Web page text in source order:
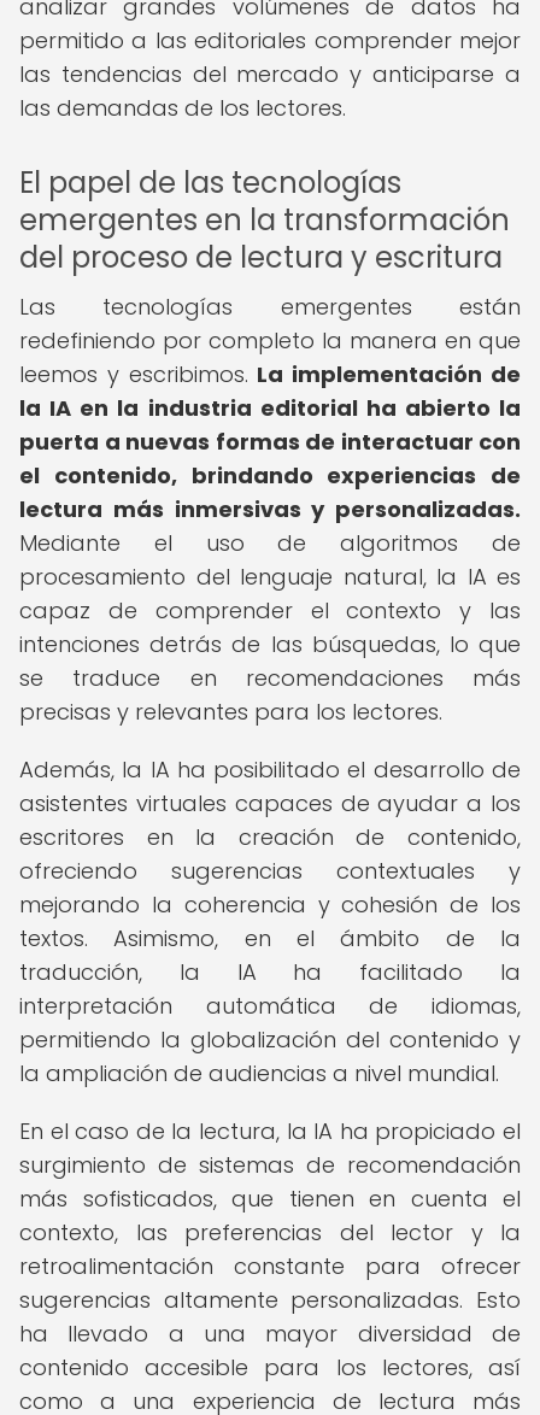
analizar grandes volúmenes de datos ha
permitido a las editoriales comprender mejor
las tendencias del mercado y anticiparse a
las demandas de los lectores.
El papel de las tecnologías
emergentes en la transformación
del proceso de lectura y escritura
Las tecnologías emergentes están
redefiniendo por completo la manera en que
leemos y escribimos. La implementación de
la IA en la industria editorial ha abierto la
puerta a nuevas formas de interactuar con
el contenido, brindando experiencias de
lectura más inmersivas y personalizadas.
Mediante el uso de algoritmos de
procesamiento del lenguaje natural, la IA es
capaz de comprender el contexto y las
intenciones detrás de las búsquedas, lo que
se traduce en recomendaciones más
precisas y relevantes para los lectores.
Además, la IA ha posibilitado el desarrollo de
asistentes virtuales capaces de ayudar a los
escritores en la creación de contenido,
ofreciendo sugerencias contextuales y
mejorando la coherencia y cohesión de los
textos. Asimismo, en el ámbito de la
traducción, la IA ha facilitado la
interpretación automática de idiomas,
permitiendo la globalización del contenido y
la ampliación de audiencias a nivel mundial.
En el caso de la lectura, la IA ha propiciado el
surgimiento de sistemas de recomendación
más sofisticados, que tienen en cuenta el
contexto, las preferencias del lector y la
retroalimentación constante para ofrecer
sugerencias altamente personalizadas. Esto
ha llevado a una mayor diversidad de
contenido accesible para los lectores, así
como a una experiencia de lectura más